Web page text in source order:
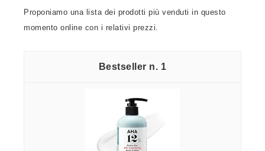
Proponiamo una lista dei prodotti più venduti in questo
momento online con i relativi prezzi.
1